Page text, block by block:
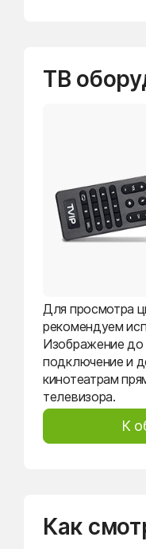
ТВ
Для просмотра
рекомендуем
Изображение
подключение и
кинотеатрам
телевизора.
К
Как